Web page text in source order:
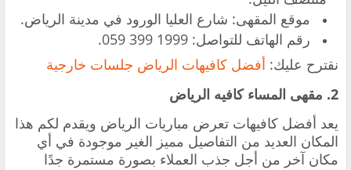
‏موقع المقهى: شارع العليا الورود في مدينة الرياض.
‏رقم الهاتف للتواصل: ‎059 399 1999.
نقترح عليك: أفضل كافيهات الرياض جلسات خارجية
2. ‏مقهى المساء كافيه الرياض
يعد أفضل كافيهات تعرض مباريات الرياض ويقدم لكم هذا
المكان العديد من التفاصيل مميز الغير موجودة في أي
مكان آخر من أجل جذب العملاء بصورة مستمرة جدًا